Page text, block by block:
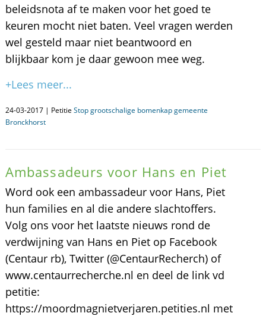
beleidsnota af te maken voor het goed te
keuren mocht niet baten. Veel vragen werden
wel gesteld maar niet beantwoord en
blijkbaar kom je daar gewoon mee weg.
+Lees meer...
24-03-2017 | Petitie Stop grootschalige bomenkap gemeente
Bronckhorst
Ambassadeurs voor Hans en Piet
Word ook een ambassadeur voor Hans, Piet
hun families en al die andere slachtoffers.
Volg ons voor het laatste nieuws rond de
verdwijning van Hans en Piet op Facebook
(Centaur rb), Twitter (@CentaurRecherch) of
www.centaurrecherche.nl en deel de link vd
petitie:
https://moordmagnietverjaren.petities.nl met